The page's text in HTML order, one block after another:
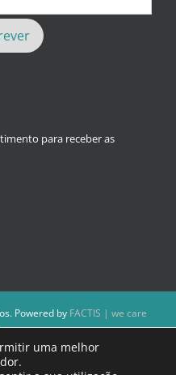
para receber as
Powered by FACTIS | we care
de não publicar conteúdos que
depositadas são da inteira
uma melhor